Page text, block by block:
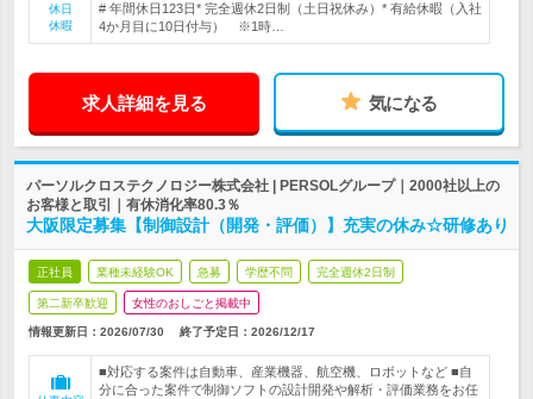
休日
休暇
# 年間休日123日* 完全週休2日制（土日祝休み）* 有給休暇（入社
4か月目に10日付与） ※1時…
求人詳細を見る 気になる
パーソルクロステクノロジー株式会社 | PERSOLグループ｜2000社以上の
お客様と取引｜有休消化率80.3％
大阪限定募集【制御設計（開発・評価）】充実の休み☆研修あり
正社員 業種未経験OK 急募 学歴不問 完全週休2日制
第二新卒歓迎 女性のおしごと掲載中
情報更新日：2026/07/30 終了予定日： 2026/12/17
■対応する案件は自動車、産業機器、航空機、ロボットなど ■自
分に合った案件で制御ソフトの設計開発や解析・評価業務をお任